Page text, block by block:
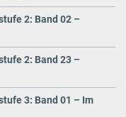
2: Band 02 –
2: Band 23 –
3: Band 01 – Im